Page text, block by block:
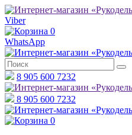
Viber
0
WhatsApp
8 905 600 7232
8 905 600 7232
0